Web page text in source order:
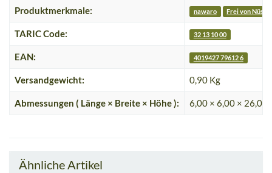
Produktmerkmale: nawaro Frei von
TARIC Code: 32 13 10 00
EAN: 4019427 79612 6
Versandgewicht: 0,90 Kg
Abmessungen ( Länge × Breite × Höhe ): 6,00 × 6,00 × 26,00
Ähnliche Artikel